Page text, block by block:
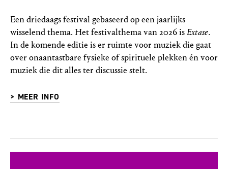
Een driedaags festival gebaseerd op een jaarlijks
wisselend thema. Het festivalthema van 2026 isExtase.
In de komende editie is er ruimte voor muziek die gaat
over onaantastbare fysieke of spirituele plekken én voor
muziek die dit alles ter discussie stelt.
> MEER INFO